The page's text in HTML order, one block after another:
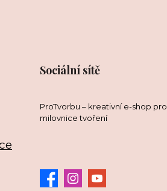
Sociální sítě
ProTvorbu – kreativní e-shop pro
milovnice tvoření